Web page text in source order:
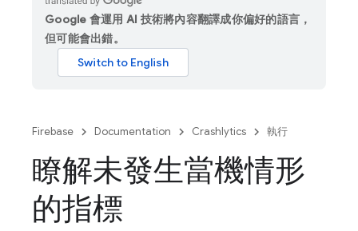
Google 會運用 AI 技術將內容翻譯成你偏好的語言，
但可能會出錯。
Firebase Documentation Crashlytics 執行
瞭解未發生當機情形
的指標